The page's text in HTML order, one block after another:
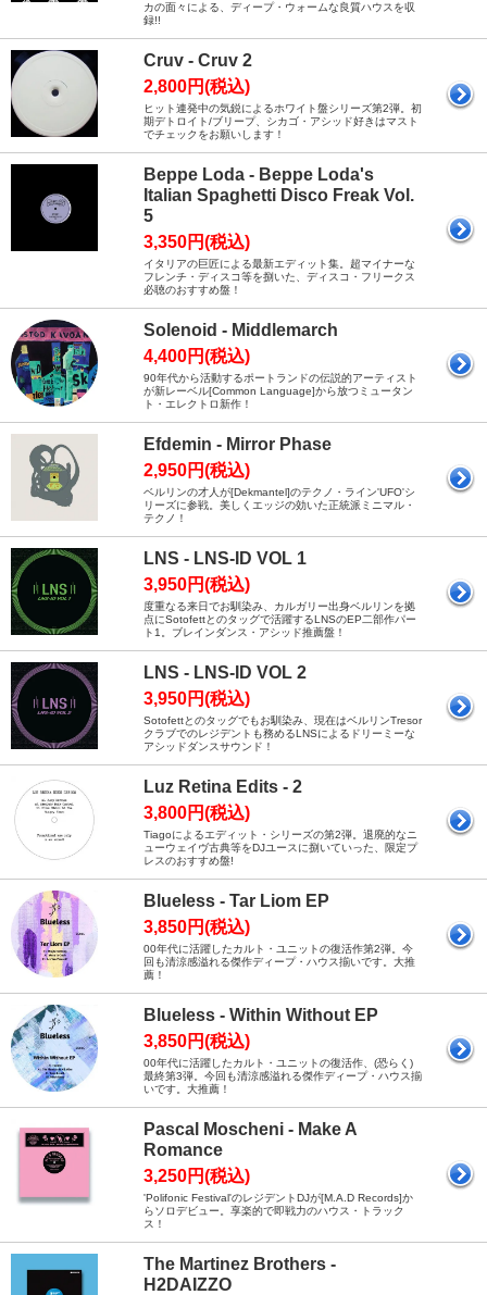
カの面々による、ディープ・ウォームな良質ハウスを収
録!!
Cruv - Cruv 2
2,800円(税込)
ヒット連発中の気鋭によるホワイト盤シリーズ第2弾。初
期デトロイト/ブリープ、シカゴ・アシッド好きはマスト
でチェックをお願いします！
Beppe Loda - Beppe Loda's
Italian Spaghetti Disco Freak Vol.
5
3,350円(税込)
イタリアの巨匠による最新エディット集。超マイナーな
フレンチ・ディスコ等を捌いた、ディスコ・フリークス
必聴のおすすめ盤！
Solenoid - Middlemarch
4,400円(税込)
90年代から活動するポートランドの伝説的アーティスト
が新レーベル[Common Language]から放つミュータン
ト・エレクトロ新作！
Efdemin - Mirror Phase
2,950円(税込)
ベルリンの才人が[Dekmantel]のテクノ・ライン'UFO'シ
リーズに参戦。美しくエッジの効いた正統派ミニマル・
テクノ！
LNS - LNS-ID VOL 1
3,950円(税込)
度重なる来日でお馴染み、カルガリー出身ベルリンを拠
点にSotofettとのタッグで活躍するLNSのEP二部作パー
ト1。ブレインダンス・アシッド推薦盤！
LNS - LNS-ID VOL 2
3,950円(税込)
Sotofettとのタッグでもお馴染み、現在はベルリンTresor
クラブでのレジデントも務めるLNSによるドリーミーな
アシッドダンスサウンド！
Luz Retina Edits - 2
3,800円(税込)
Tiagoによるエディット・シリーズの第2弾。退廃的なニ
ューウェイヴ古典等をDJユースに捌いていった、限定プ
レスのおすすめ盤!
Blueless - Tar Liom EP
3,850円(税込)
00年代に活躍したカルト・ユニットの復活作第2弾。今
回も清涼感溢れる傑作ディープ・ハウス揃いです。大推
薦！
Blueless - Within Without EP
3,850円(税込)
00年代に活躍したカルト・ユニットの復活作、(恐らく)
最終第3弾。今回も清涼感溢れる傑作ディープ・ハウス揃
いです。大推薦！
Pascal Moscheni - Make A
Romance
3,250円(税込)
'Polifonic Festival'のレジデントDJが[M.A.D Records]か
らソロデビュー。享楽的で即戦力のハウス・トラック
ス！
The Martinez Brothers -
H2DAIZZO